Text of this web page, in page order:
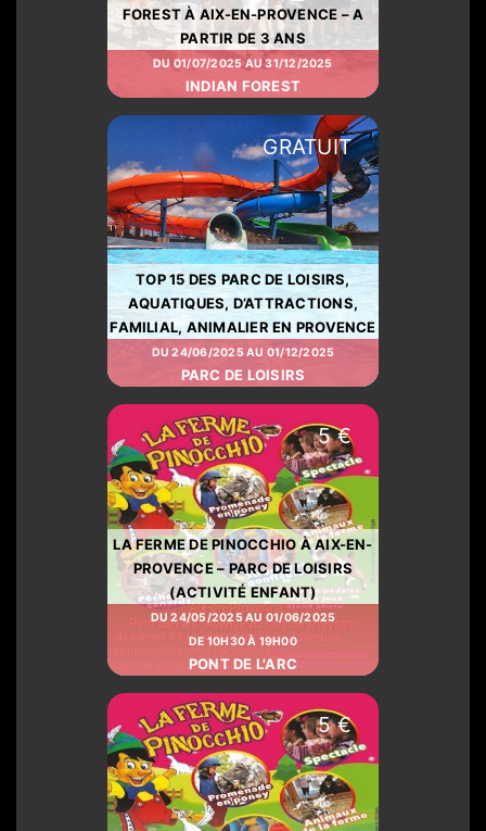
FOREST À AIX-EN-PROVENCE – A
PARTIR DE 3 ANS
DU 01/07/2025 AU 31/12/2025
INDIAN FOREST
GRATUIT
TOP 15 DES PARC DE LOISIRS,
AQUATIQUES, D’ATTRACTIONS,
FAMILIAL, ANIMALIER EN PROVENCE
DU 24/06/2025 AU 01/12/2025
PARC DE LOISIRS
5 €
LA FERME DE PINOCCHIO À AIX-EN-
PROVENCE – PARC DE LOISIRS
(ACTIVITÉ ENFANT)
DU 24/05/2025 AU 01/06/2025
DE 10H30 À 19H00
PONT DE L'ARC
5 €